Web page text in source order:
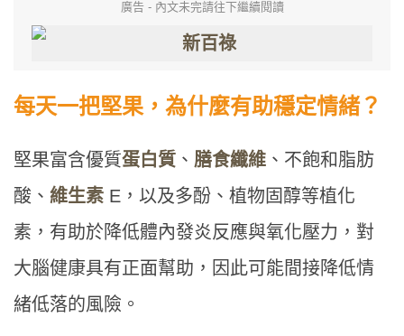
廣告 - 內文未完請往下繼續閱讀
每天一把堅果，為什麼有助穩定情緒？
堅果富含優質蛋白質 、 膳食纖維 、不飽和脂肪
酸、 維生素 E，以及多酚、植物固醇等植化
素，有助於降低體內發炎反應與氧化壓力，對
大腦健康具有正面幫助，因此可能間接降低情
緒低落的風險。